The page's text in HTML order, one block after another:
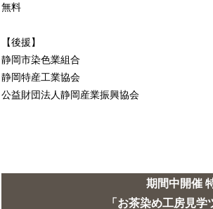
無料
【後援】
静岡市染色業組合
静岡特産工業協会
公益財団法人静岡産業振興協会
期間中開催
「お茶染め工房見